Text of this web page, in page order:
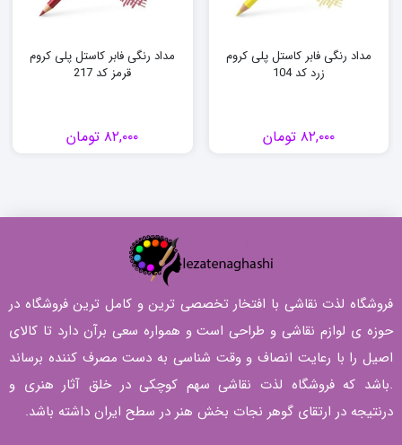
مداد رنگی فابر کاستل پلی کروم
زرد کد 104
۸۲,۰۰۰ تومان
مداد رنگی فابر کاستل پلی کروم
قرمز کد 217
۸۲,۰۰۰ تومان
فروشگاه لذت نقاشی با افتخار تخصصی ترین و کامل ترین فروشگاه در
حوزه ی لوازم نقاشی و طراحی است و همواره سعی برآن دارد تا کالای
اصیل را با رعایت انصاف و وقت شناسی به دست مصرف کننده برساند
.باشد که فروشگاه لذت نقاشی سهم کوچکی در خلق آثار هنری و
درنتیجه در ارتقای گوهر نجات بخش هنر در سطح ایران داشته باشد.